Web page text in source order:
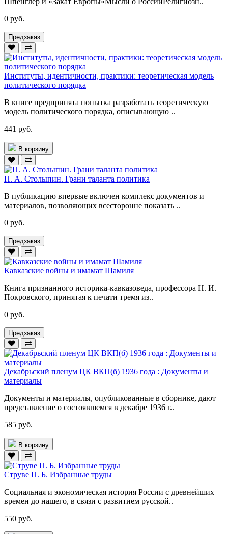
0 руб.
Предзаказ
Институты, идентичности, практики: теоретическая модель
политического порядка
В книге предпринята попытка разработать теоретическую
модель политического порядка, описывающую ..
441 руб.
В корзину
П. А. Столыпин. Грани таланта политика
В публикацию впервые включен комплекс документов и
материалов, позволяющих всесторонне показать ..
0 руб.
Предзаказ
Кавказские войны и имамат Шамиля
Книга признанного историка-кавказоведа, профессора Н. И.
Покровского, принятая к печати тремя из..
0 руб.
Предзаказ
Декабрьский пленум ЦК ВКП(б) 1936 года : Документы и
материалы
Документы и материалы, опубликованные в сборнике, дают
представление о состоявшемся в декабре 1936 г..
585 руб.
В корзину
Струве П. Б. Избранные труды
Социальная и экономическая история России с древнейших
времен до нашего, в связи с развитием русской..
550 руб.